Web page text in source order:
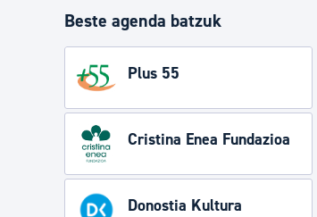
Beste agenda batzuk
Plus 55
Cristina Enea Fundazioa
Donostia Kultura